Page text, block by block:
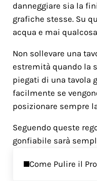
danneggiare sia la
grafiche stesse. Su
acqua e mai
Non sollevare una
estremità quando la
piegati di una tavola
facilmente se
posizionare sempre
Seguendo queste
gonfiabile sarà
Come Pulire il